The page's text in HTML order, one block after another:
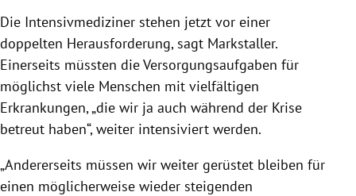
Die Intensivmediziner stehen jetzt vor einer
doppelten Herausforderung, sagt Markstaller.
Einerseits müssten die Versorgungsaufgaben für
möglichst viele Menschen mit vielfältigen
Erkrankungen, „die wir ja auch während der Krise
betreut haben“, weiter intensiviert werden.
„Andererseits müssen wir weiter gerüstet bleiben für
einen möglicherweise wieder steigenden